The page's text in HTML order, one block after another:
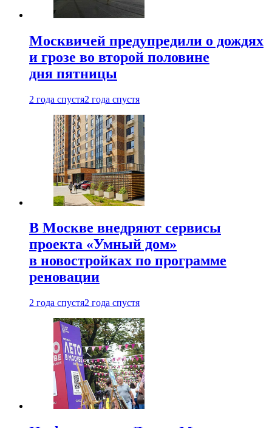
Москвичей предупредили о дождях
и грозе во второй половине
дня пятницы
2 года спустя2 года спустя
В Москве внедряют сервисы
проекта «Умный дом»
в новостройках по программе
реновации
2 года спустя2 года спустя